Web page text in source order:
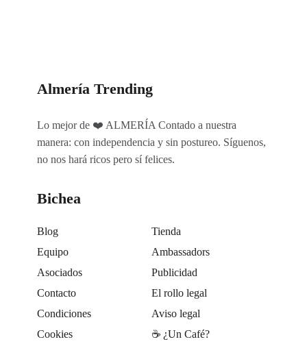
Almería Trending
Lo mejor de ❤️ ALMERÍA Contado a nuestra
manera: con independencia y sin postureo. Síguenos,
no nos hará ricos pero sí felices.
Bichea
Blog
Tienda
Equipo
Ambassadors
Asociados
Publicidad
Contacto
El rollo legal
Condiciones
Aviso legal
Cookies
☕️ ¿Un Café?